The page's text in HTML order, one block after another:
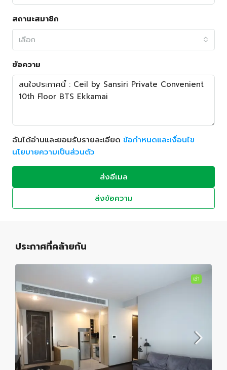
สถานะสมาชิก
เลือก
ข้อความ
ฉันได้อ่านและยอมรับรายละเอียด ข้อกำหนดและเงื่อนไข
นโยบายความเป็นส่วนตัว
ส่งอีเมล
ส่งข้อความ
ประกาศที่คล้ายกัน
เช่า